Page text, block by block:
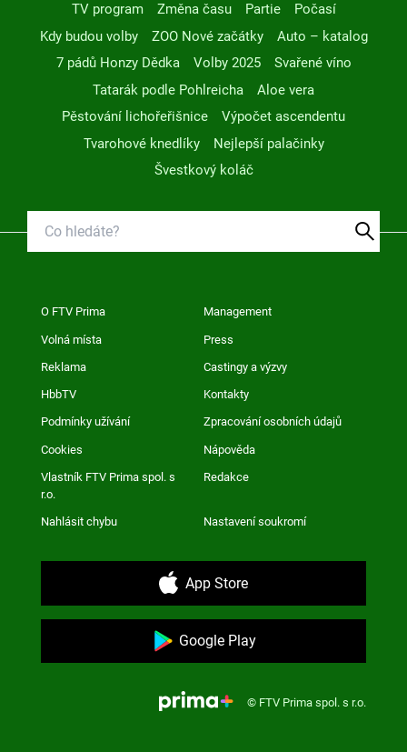
TV program
Změna času Partie
Počasí
Kdy budou volby
ZOO Nové začátky
Auto – katalog
7 pádů Honzy Dědka
Volby 2025
Svařené víno
Tatarák podle Pohlreicha
Aloe vera
Pěstování lichořeřišnice
Výpočet ascendentu
Tvarohové knedlíky
Nejlepší palačinky
Švestkový koláč
O FTV Prima Management
Volná místa Press
Reklama Castingy a výzvy
HbbTV Kontakty
Podmínky užívání Zpracování osobních údajů
Cookies Nápověda
Vlastník FTV Prima spol. s
r.o.
Redakce
Nahlásit chybu Nastavení soukromí
App Store
Google Play
© FTV Prima spol. s r.o.